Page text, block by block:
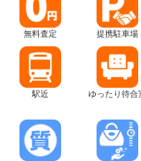
無料査定 提携駐車場
駅近 ゆったり待合